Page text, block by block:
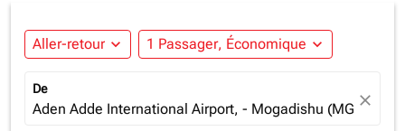
Aller-retour expand_more 1 Passager, Économique expand_more
De
Aden Adde International Airport, - Mogadishu (MGQ),
close